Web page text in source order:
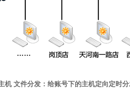
文件分发：给账号下的主机定向定时